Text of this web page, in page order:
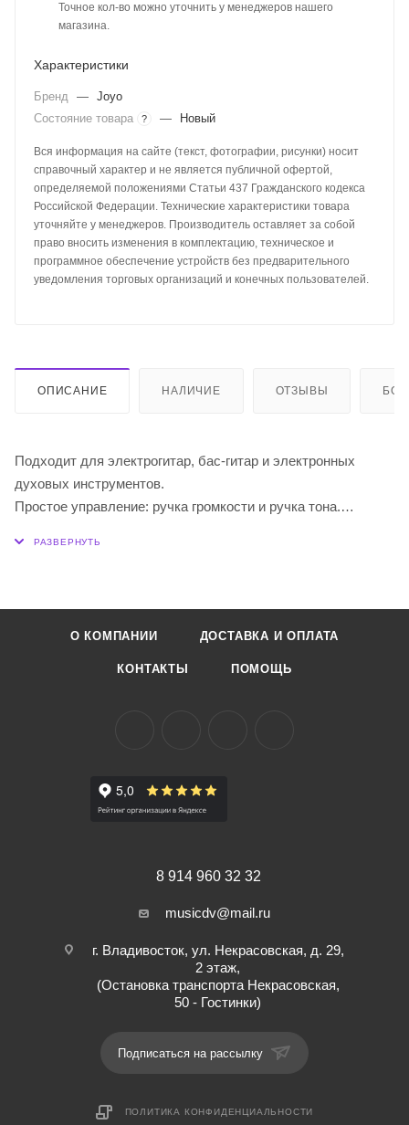
Точное кол-во можно уточнить у менеджеров нашего
магазина.
Характеристики
Бренд — Joyo
Состояние товара
? — Новый
Вся информация на сайте (текст, фотографии, рисунки) носит
справочный характер и не является публичной офертой,
определяемой положениями Статьи 437 Гражданского кодекса
Российской Федерации. Технические характеристики товара
уточняйте у менеджеров. Производитель оставляет за собой
право вносить изменения в комплектацию, техническое и
программное обеспечение устройств без предварительного
уведомления торговых организаций и конечных пользователей.
ОПИСАНИЕ НАЛИЧИЕ ОТЗЫВЫ
Подходит для электрогитар, бас-гитар и электронных
духовых инструментов.
Простое управление: ручка громкости и ручка тона.
О КОМПАНИИ ДОСТАВКА И ОПЛАТА
КОНТАКТЫ ПОМОЩЬ
8 914 960 32 32
musicdv@mail.ru
г. Владивосток, ул. Некрасовская, д. 29,
2 этаж,
(Остановка транспорта Некрасовская,
50 - Гостинки)
Подписаться на рассылку
ПОЛИТИКА КОНФИДЕНЦИАЛЬНОСТИ